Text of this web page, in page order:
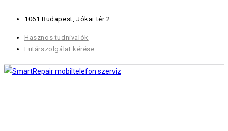
content
1061 Budapest, Jókai tér 2.
Hasznos tudnivalók
Futárszolgálat kérése